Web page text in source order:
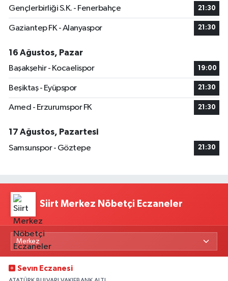
Gençlerbirliği S.K. - Fenerbahçe 21:30
Gaziantep FK - Alanyaspor 21:30
16 Ağustos, Pazar
Başakşehir - Kocaelispor
19:00
Beşiktaş - Eyüpspor 21:30
Amed - Erzurumspor FK 21:30
17 Ağustos, Pazartesi
Samsunspor - Göztepe
21:30
Siirt Merkez Nöbetçi Eczaneler
Sevın Eczanesi